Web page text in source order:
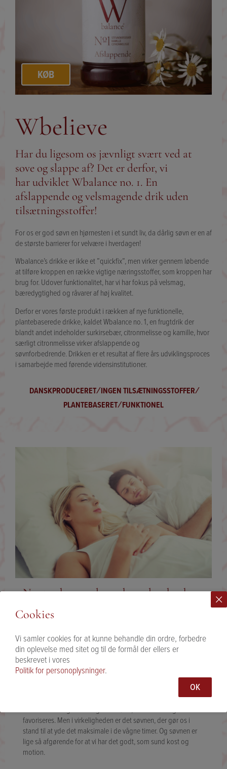
KØB
Wbelieve
Har du ligesom os jævnligt svært ved at
sove og slappe af? Det er derfor, vi
har udviklet Wbalance no. 1. En
afslappende og velsmagende drik uden
tilsætningsstoffer!
For os er god søvn en hjørnesten i et sundt liv, da dårlig søvn er en af
de største barrierer for velvære i hverdagen!
Wbalance’s drikke er ikke et ”quickfix”, men virker gennem løbende
at tilføre kroppen en række vigtige næringsstoffer, som kroppen har
brug for. Udover funktionalitet, har vi har fokus på velsmag,
bæredygtighed og råvarer af høj kvalitet.
Derfor er vores første produkt i rækken af nye funktionelle,
plantebaserede drikke, kaldet Wbalance no. 1, en frugtdrik der
blandt andet indeholder surkirsebær, citronmelisse og kamille, hvor
særligt citronmelisse virker afslappende og
søvnforbedrende. Drikken er et resultat af flere års udviklingsproces
i samarbejde med førende vidensinstitutioner.
DANSKPRODUCERET ∕ INGEN TILSÆTNINGSSTOFFER ∕
PLANTEBASERET ∕ FUNKTIONEL
Næsten hver anden voksne dansker har
søvnproblemer
fungerer uden ordentlig søvn. Skræmmende nok viser
undersøgelser fra den nationale sundhedsprofil (2017) at vi
inden for de seneste 20 år er begyndt at sove mindre. Faktisk
døjer mere end 45% af alle voksne danskere med
søvnproblemer. Det kan blandt andet være en konsekvens af
de mange digitale fristelser samt forventningen om, at vi er på
døgnet rundt. I dag har vi samtidig en kultur, hvor mennesker
favoriseres. Men i virkeligheden er det søvnen, der gør os i
stand til at yde det maksimale i de vågne timer. Og søvnen er
lige så afgørende for at vi har det godt, som sund kost og
motion.
Cookies
Vi samler cookies for at kunne behandle din ordre, forbedre
din oplevelse med sitet og til de formål der ellers er
beskrevet i vores
Politik for personoplysninger.
OK